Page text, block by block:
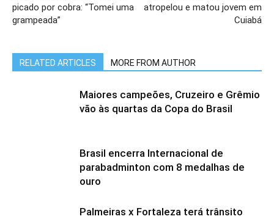
picado por cobra: “Tomei uma
grampeada”
atropelou e matou jovem em
Cuiabá
RELATED ARTICLES MORE FROM AUTHOR
Maiores campeões, Cruzeiro e Grêmio
vão às quartas da Copa do Brasil
Brasil encerra Internacional de
parabadminton com 8 medalhas de
ouro
Palmeiras x Fortaleza terá trânsito